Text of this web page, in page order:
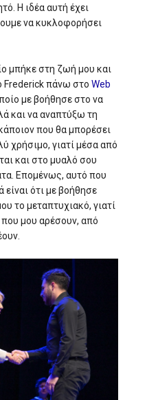
Η ιδέα αυτή έχει
να κυκλοφορήσει
μπήκε στη ζωή μου και
Frederick πάνω στο Web
με βοήθησε στο να
και να αναπτύξω τη
που θα μπορέσει
χρήσιμο, γιατί μέσα από
και στο μυαλό σου
Επομένως, αυτό που
ότι με βοήθησε
το μεταπτυχιακό, γιατί
μου αρέσουν, από